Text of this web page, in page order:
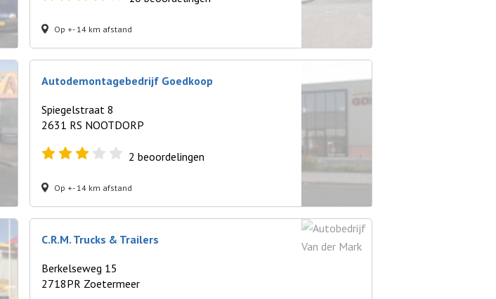
Op +- 14 km afstand
Autodemontagebedrijf Goedkoop
Spiegelstraat 8
2631 RS NOOTDORP
2 beoordelingen
Op +- 14 km afstand
C.R.M. Trucks & Trailers
Berkelseweg 15
2718PR Zoetermeer